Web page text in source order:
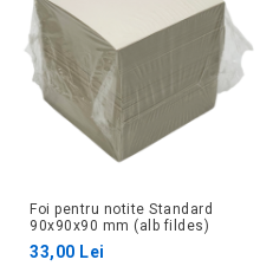
Foi pentru notite Standard
90x90x90 mm (alb fildes)
33,00 Lei